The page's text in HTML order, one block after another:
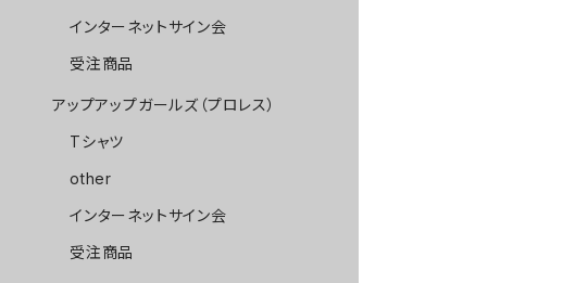
インターネットサイン会
受注商品
アップアップガールズ（プロレス）
Tシャツ
other
インターネットサイン会
受注商品